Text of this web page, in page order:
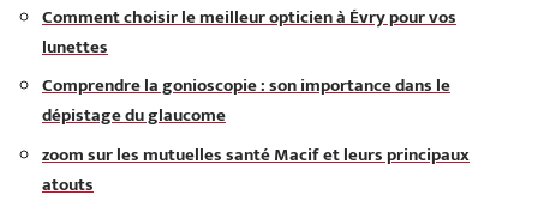
Comment choisir le meilleur opticien à Évry pour vos
lunettes
Comprendre la gonioscopie : son importance dans le
dépistage du glaucome
zoom sur les mutuelles santé Macif et leurs principaux
atouts